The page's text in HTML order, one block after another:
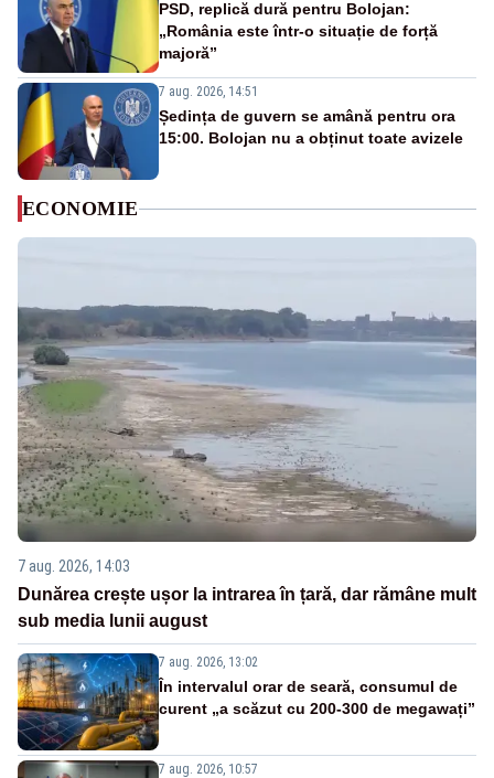
PSD, replică dură pentru Bolojan:
„România este într-o situație de forță
majoră”
7 aug. 2026, 14:51
Ședința de guvern se amână pentru ora
15:00. Bolojan nu a obținut toate avizele
ECONOMIE
7 aug. 2026, 14:03
Dunărea crește ușor la intrarea în țară, dar rămâne mult
sub media lunii august
7 aug. 2026, 13:02
În intervalul orar de seară, consumul de
curent „a scăzut cu 200-300 de megawați”
7 aug. 2026, 10:57